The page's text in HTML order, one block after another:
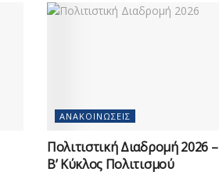
ΑΝΑΚΟΙΝΏΣΕΙΣ
Πολιτιστική Διαδρομή 2026 –
Β’ Κύκλος Πολιτισμού